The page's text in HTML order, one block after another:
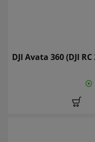
DJI Avata 360 (DJI RC